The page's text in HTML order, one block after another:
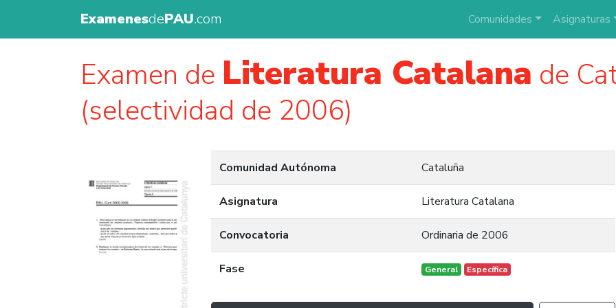
ExamenesdePAU.com Comunidades Asignaturas
Examen de Literatura Catalana de
(selectividad de 2006)
Comunidad Autónoma Cataluña
Asignatura Literatura Catalana
Convocatoria Ordinaria de 2006
Fase General Específica